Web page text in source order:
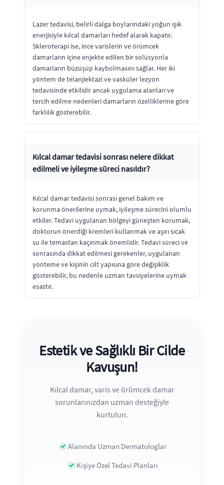
Lazer tedavisi, belirli dalga boylarındaki yoğun ışık
enerjisiyle kılcal damarları hedef alarak kapatır.
Skleroterapi ise, ince varislerin ve örümcek
damarların içine enjekte edilen bir solüsyonla
damarların büzüşüp kaybolmasını sağlar. Her iki
yöntem de telanjiektazi ve vasküler lezyon
tedavisinde etkilidir ancak uygulama alanları ve
tercih edilme nedenleri damarların özelliklerine göre
farklılık gösterebilir.
Kılcal damar tedavisi sonrası nelere dikkat
edilmeli ve iyileşme süreci nasıldır?
Kılcal damar tedavisi sonrası genel bakım ve
korunma önerilerine uymak, iyileşme sürecini olumlu
etkiler. Tedavi uygulanan bölgeyi güneşten korumak,
doktorun önerdiği kremleri kullanmak ve aşırı sıcak
su ile temastan kaçınmak önemlidir. Tedavi süreci ve
sonrasında dikkat edilmesi gerekenler, uygulanan
yönteme ve kişinin cilt yapısına göre değişiklik
gösterebilir, bu nedenle uzman tavsiyelerine uymak
esastır.
Estetik ve Sağlıklı Bir Cilde
Kavuşun!
Kılcal damar, varis ve örümcek damar
sorunlarınızdan uzman desteğiyle
kurtulun.
Alanında Uzman Dermatologlar
Kişiye Özel Tedavi Planları